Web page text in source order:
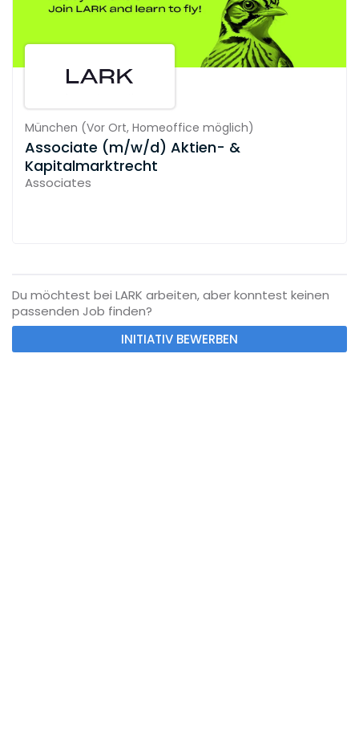
München (Vor Ort, Homeoffice möglich)
Associate (m/w/d) Aktien- &
Kapitalmarktrecht
Associates
Du möchtest bei LARK arbeiten, aber konntest keinen
passenden Job finden?
INITIATIV BEWERBEN